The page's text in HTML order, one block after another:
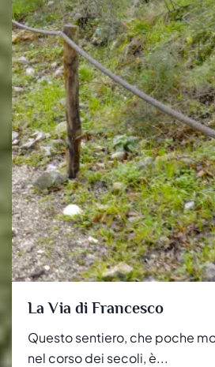
La Via di Francesco
Questo sentiero, che poche
nel corso dei secoli, è...